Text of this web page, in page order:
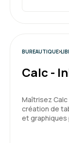
choses que
MARIE D.
Formation
BUREAUTIQUE
Calc -
Maîtrisez
création de
et